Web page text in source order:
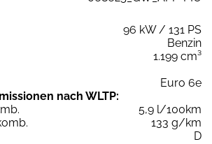
96 kW / 131 PS
Benzin
1.199 cm³
Euro 6e
nach WLTP:
5,9 l/100km
133 g/km
D